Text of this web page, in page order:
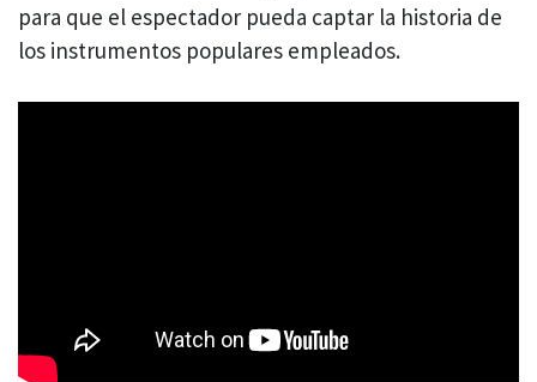
para que el espectador pueda captar la historia de
los instrumentos populares empleados.